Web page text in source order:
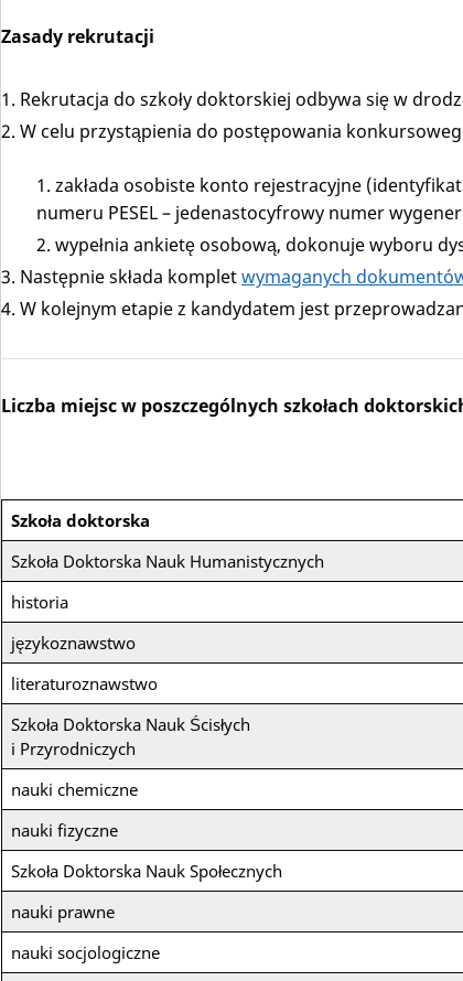
Zasady rekrutacji
Rekrutacja do szkoły doktorskiej odbywa się w
W celu przystąpienia do postępowania
zakłada osobiste konto rejestracyjne
numeru PESEL – jedenastocyfrowy numer
wypełnia ankietę osobową, dokonuje wyboru
Następnie składa kompletwymaganych
W kolejnym etapie z kandydatem jest
Liczba miejsc w poszczególnych szkołach
Szkoła doktorska
Szkoła Doktorska Nauk Humanistycznych
historia
językoznawstwo
literaturoznawstwo
Szkoła Doktorska Nauk Ścisłych
i Przyrodniczych
nauki chemiczne
nauki fizyczne
Szkoła Doktorska Nauk Społecznych
nauki prawne
nauki socjologiczne